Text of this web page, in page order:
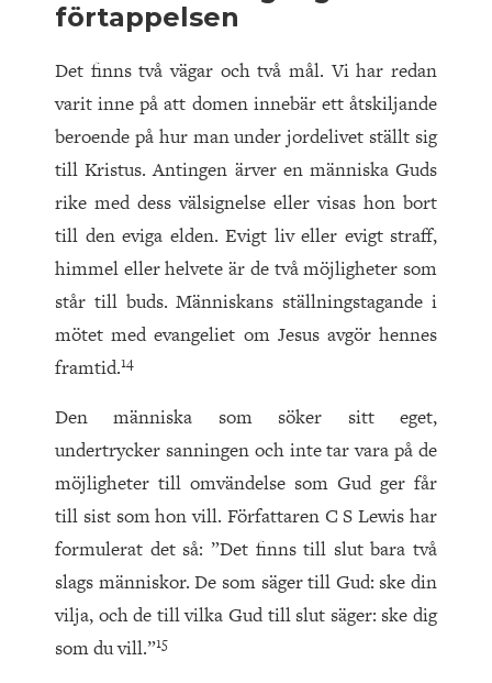
förtappelsen
Det finns två vägar och två mål. Vi har redan
varit inne på att domen innebär ett åtskiljande
beroende på hur man under jordelivet ställt sig
till Kristus. Antingen ärver en människa Guds
rike med dess välsignelse eller visas hon bort
till den eviga elden. Evigt liv eller evigt straff,
himmel eller helvete är de två möjligheter som
står till buds. Människans ställningstagande i
mötet med evangeliet om Jesus avgör hennes
framtid.14
Den människa som söker sitt eget,
undertrycker sanningen och inte tar vara på de
möjligheter till omvändelse som Gud ger får
till sist som hon vill. Författaren C S Lewis har
formulerat det så: ”Det finns till slut bara två
slags människor. De som säger till Gud: ske din
vilja, och de till vilka Gud till slut säger: ske dig
som du vill.”15